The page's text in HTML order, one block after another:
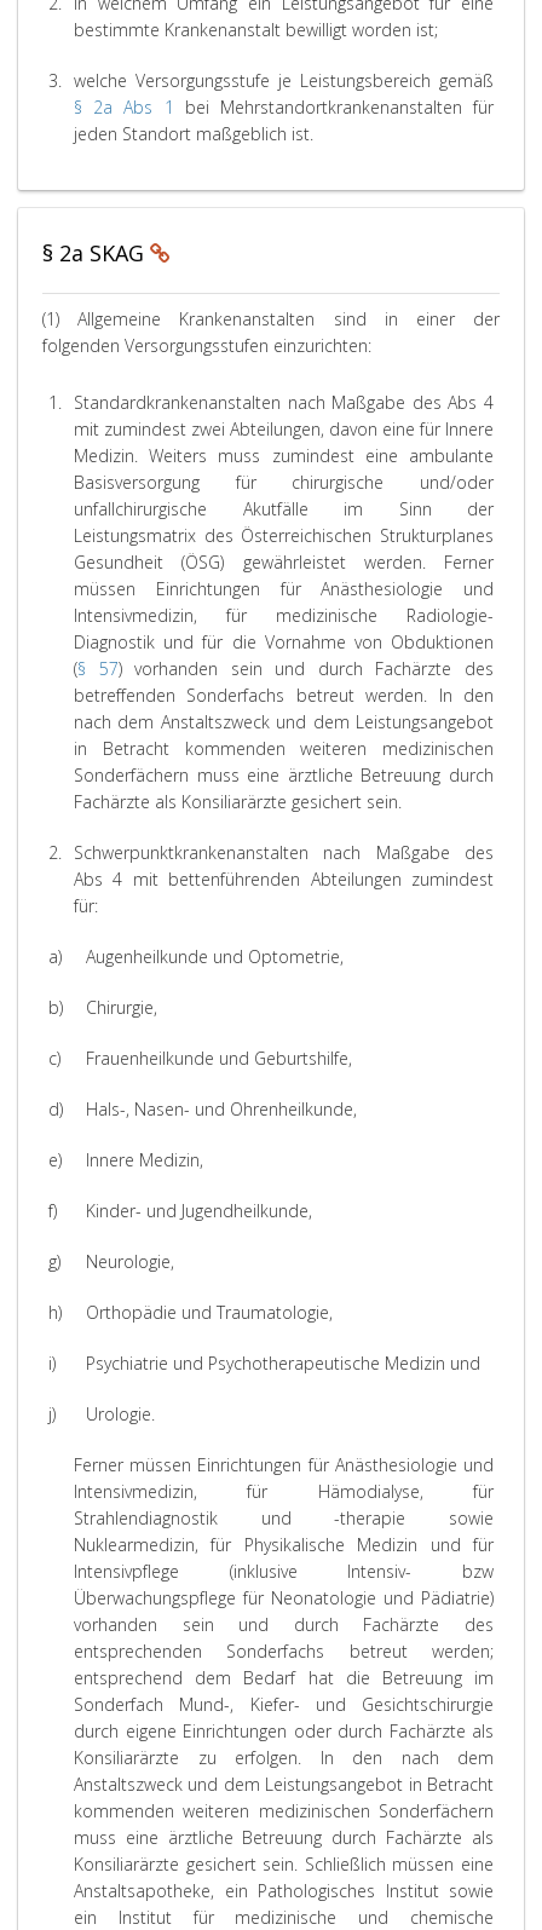
bestimmte Krankenanstalt bewilligt worden ist;
3. welche Versorgungsstufe je Leistungsbereich gemäß
§ 2a Abs 1 bei Mehrstandortkrankenanstalten für
jeden Standort maßgeblich ist.
§ 2a SKAG
(1) Allgemeine Krankenanstalten sind in einer der
folgenden Versorgungsstufen einzurichten:
1. Standardkrankenanstalten nach Maßgabe des Abs 4
mit zumindest zwei Abteilungen, davon eine für Innere
Medizin. Weiters muss zumindest eine ambulante
Basisversorgung für chirurgische und/oder
unfallchirurgische Akutfälle im Sinn der
Leistungsmatrix des Österreichischen Strukturplanes
Gesundheit (ÖSG) gewährleistet werden. Ferner
müssen Einrichtungen für Anästhesiologie und
Intensivmedizin, für medizinische Radiologie-
Diagnostik und für die Vornahme von Obduktionen
(§ 57) vorhanden sein und durch Fachärzte des
betreffenden Sonderfachs betreut werden. In den
nach dem Anstaltszweck und dem Leistungsangebot
in Betracht kommenden weiteren medizinischen
Sonderfächern muss eine ärztliche Betreuung durch
Fachärzte als Konsiliarärzte gesichert sein.
2. Schwerpunktkrankenanstalten nach Maßgabe des
Abs 4 mit bettenführenden Abteilungen zumindest
für:
a) Augenheilkunde und Optometrie,
b) Chirurgie,
c) Frauenheilkunde und Geburtshilfe,
d) Hals-, Nasen- und Ohrenheilkunde,
e) Innere Medizin,
f) Kinder- und Jugendheilkunde,
g) Neurologie,
h) Orthopädie und Traumatologie,
i) Psychiatrie und Psychotherapeutische Medizin und
j) Urologie.
Ferner müssen Einrichtungen für Anästhesiologie und
Intensivmedizin, für Hämodialyse, für
Strahlendiagnostik und -therapie sowie
Nuklearmedizin, für Physikalische Medizin und für
Intensivpflege (inklusive Intensiv- bzw
Überwachungspflege für Neonatologie und Pädiatrie)
vorhanden sein und durch Fachärzte des
entsprechenden Sonderfachs betreut werden;
entsprechend dem Bedarf hat die Betreuung im
Sonderfach Mund-, Kiefer- und Gesichtschirurgie
durch eigene Einrichtungen oder durch Fachärzte als
Konsiliarärzte zu erfolgen. In den nach dem
Anstaltszweck und dem Leistungsangebot in Betracht
kommenden weiteren medizinischen Sonderfächern
muss eine ärztliche Betreuung durch Fachärzte als
Konsiliarärzte gesichert sein. Schließlich müssen eine
Anstaltsapotheke, ein Pathologisches Institut sowie
ein Institut für medizinische und chemische